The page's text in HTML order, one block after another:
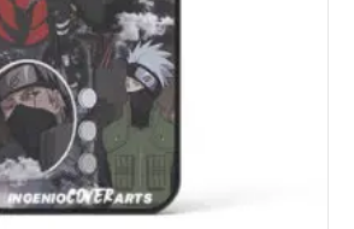
g
i
a
d
e
p
r
p
c
i
o
n
e
s
t
e
n
e
m
ú